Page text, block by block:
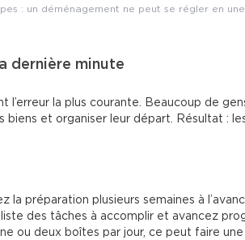
: un déménagement ne peut se régler en
dernière minute
l’erreur la plus courante. Beaucoup de
biens et organiser leur départ. Résultat :
la préparation plusieurs semaines à
liste des tâches à accomplir et avancez
ou deux boîtes par jour, ce peut faire